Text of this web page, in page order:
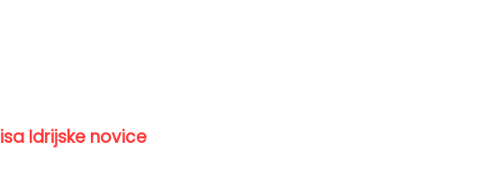
Idrijske novice